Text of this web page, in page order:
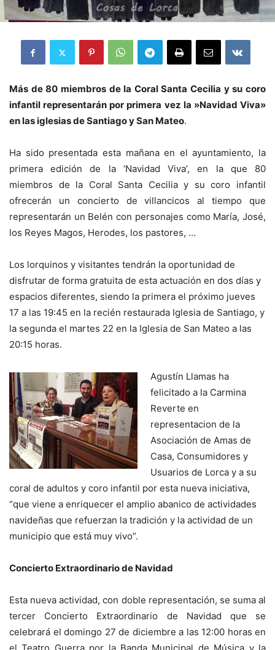
Más de 80 miembros de la Coral Santa Cecilia y su coro
infantil representarán por primera vez la »Navidad Viva»
en las iglesias de Santiago y San Mateo.
Ha sido presentada esta mañana en el ayuntamiento, la
primera edición de la ‘Navidad Viva’, en la que 80
miembros de la Coral Santa Cecilia y su coro infantil
ofrecerán un concierto de villancicos al tiempo que
representarán un Belén con personajes como María, José,
los Reyes Magos, Herodes, los pastores, …
Los lorquinos y visitantes tendrán la oportunidad de
disfrutar de forma gratuita de esta actuación en dos días y
espacios diferentes, siendo la primera el próximo jueves
17 a las 19:45 en la recién restaurada Iglesia de Santiago, y
la segunda el martes 22 en la Iglesia de San Mateo a las
20:15 horas.
Agustín Llamas ha
felicitado a la Carmina
Reverte en
representacion de la
Asociación de Amas de
Casa, Consumidores y
Usuarios de Lorca y a su
coral de adultos y coro infantil por esta nueva iniciativa,
“que viene a enriquecer el amplio abanico de actividades
navideñas que refuerzan la tradición y la actividad de un
municipio que está muy vivo”.
Concierto Extraordinario de Navidad
Esta nueva actividad, con doble representación, se suma al
tercer Concierto Extraordinario de Navidad que se
celebrará el domingo 27 de diciembre a las 12:00 horas en